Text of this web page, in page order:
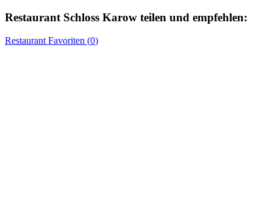
Restaurant Schloss Karow teilen und empfehlen:
Restaurant Favoriten (0)